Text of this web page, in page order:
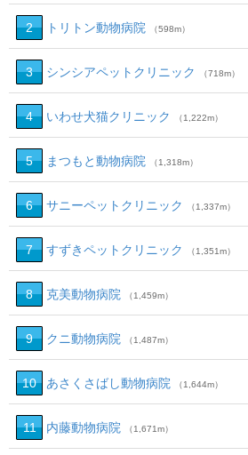
2 トリトン動物病院 （598m）
3 シンシアペットクリニック （718m）
4 いわせ犬猫クリニック （1,222m）
5 まつもと動物病院 （1,318m）
6 サニーペットクリニック （1,337m）
7 すずきペットクリニック （1,351m）
8 克美動物病院 （1,459m）
9 クニ動物病院 （1,487m）
10 あさくさばし動物病院 （1,644m）
11 内藤動物病院 （1,671m）